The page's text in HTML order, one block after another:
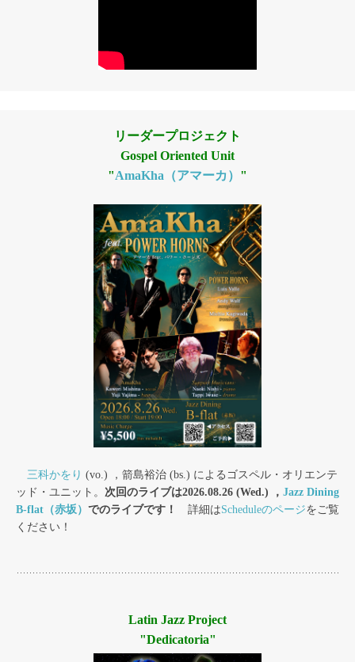
リーダープロジェクト
Gospel Oriented Unit
"AmaKha（アマーカ） "
三科かをり (vo.) ，箭島裕治 (bs.) によるゴスペル・オリエンテ
ッド・ユニット。 次回のライブは2026.08.26 (Wed.) ， Jazz Dining
B-flat（赤坂） でのライブです！ 詳細はScheduleのページをご覧
ください！
Latin Jazz Project
"Dedicatoria"